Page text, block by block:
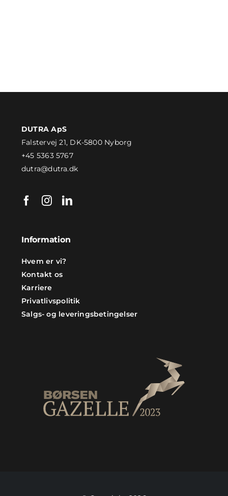
DUTRA ApS
Falstervej 21, DK-5800 Nyborg
+45 5363 5767
dutra@dutra.dk
Information
Hvem er vi?
Kontakt os
Karriere
Privatlivspolitik
Salgs- og leveringsbetingelser